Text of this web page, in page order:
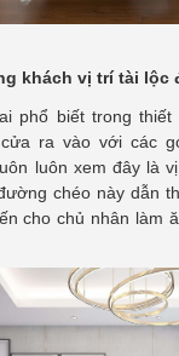
khách vị trí tài lộc
phổ biết trong thiết
ra vào với các
luôn xem đây là
chéo này dẫn
cho chủ nhân làm